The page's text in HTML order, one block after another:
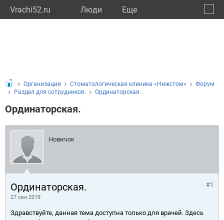
Vrachi52.ru Люди Eще
Организации Стоматологическая клиника «Нижстом»
Форум
Раздел для сотрудников.
Ординаторская.
Ординаторская.
Новичок
Ординаторская.
27 сен 2019
#1
Здравствуйте, данная тема доступна только для врачей. Здесь